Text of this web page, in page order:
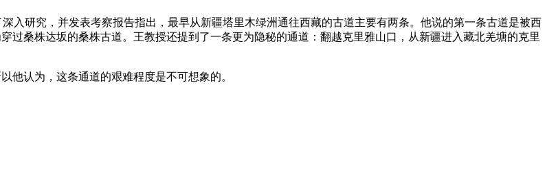
入研究，并发表考察报告指出，最早从新疆塔里木绿洲通往西藏的古道主要有两条。他说的第一条古道是被西
过桑株达坂的桑株古道。王教授还提到了一条更为隐秘的通道：翻越克里雅山口，从新疆进入藏北羌塘的克里
他认为，这条通道的艰难程度是不可想象的。